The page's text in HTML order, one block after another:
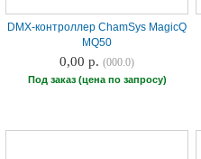
DMX-контроллер ChamSys MagicQ
MQ50
0,00 р.(000.0)
Под заказ (цена по запросу)